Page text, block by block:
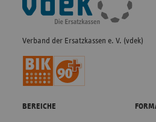
Navigation
Verband der Ersatzkassen e. V. (vdek)
BEREICHE